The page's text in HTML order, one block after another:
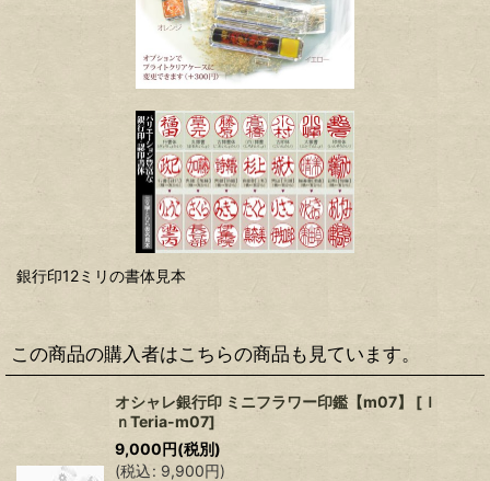
銀行印12ミリの書体見本
この商品の購入者はこちらの商品も見ています。
オシャレ銀行印 ミニフラワー印鑑【m07】 [ Ｉ
ｎTeria-m07]
9,000円(税別)
(税込: 9,900円)